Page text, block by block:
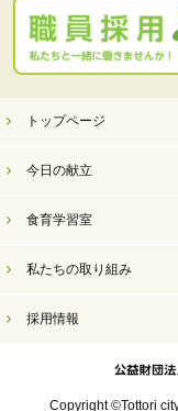
トップページ
今日の献立
食育学習室
私たちの取り組み
採用情報
Copyright ©Tottori